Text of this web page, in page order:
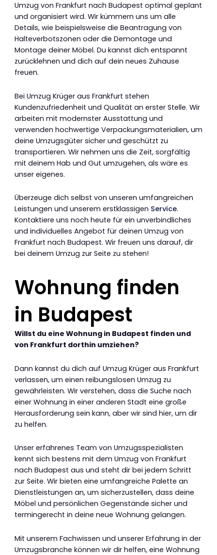
Umzug von Frankfurt nach Budapest optimal geplant
und organisiert wird. Wir kümmern uns um alle
Details, wie beispielsweise die Beantragung von
Halteverbotszonen oder die Demontage und
Montage deiner Möbel. Du kannst dich entspannt
zurücklehnen und dich auf dein neues Zuhause
freuen.
Bei Umzug Krüger aus Frankfurt stehen
Kundenzufriedenheit und Qualität an erster Stelle. Wir
arbeiten mit modernster Ausstattung und
verwenden hochwertige Verpackungsmaterialien, um
deine Umzugsgüter sicher und geschützt zu
transportieren. Wir nehmen uns die Zeit, sorgfältig
mit deinem Hab und Gut umzugehen, als wäre es
unser eigenes.
Überzeuge dich selbst von unseren umfangreichen
Leistungen und unserem erstklassigen Service.
Kontaktiere uns noch heute für ein unverbindliches
und individuelles Angebot für deinen Umzug von
Frankfurt nach Budapest. Wir freuen uns darauf, dir
bei deinem Umzug zur Seite zu stehen!
Wohnung finden
in Budapest
Willst du eine Wohnung in Budapest finden und
von Frankfurt dorthin umziehen?
Dann kannst du dich auf Umzug Krüger aus Frankfurt
verlassen, um einen reibungslosen Umzug zu
gewährleisten. Wir verstehen, dass die Suche nach
einer Wohnung in einer anderen Stadt eine große
Herausforderung sein kann, aber wir sind hier, um dir
zu helfen.
Unser erfahrenes Team von Umzugsspezialisten
kennt sich bestens mit dem Umzug von Frankfurt
nach Budapest aus und steht dir bei jedem Schritt
zur Seite. Wir bieten eine umfangreiche Palette an
Dienstleistungen an, um sicherzustellen, dass deine
Möbel und persönlichen Gegenstände sicher und
termingerecht in deine neue Wohnung gelangen.
Mit unserem Fachwissen und unserer Erfahrung in der
Umzugsbranche können wir dir helfen, eine Wohnung